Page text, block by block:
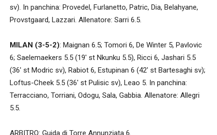
sv). In panchina: Provedel, Furlanetto, Patric, Dia, Belahyane,
Provstgaard, Lazzari. Allenatore: Sarri 6.5.
MILAN (3-5-2): Maignan 6.5; Tomori 6, De Winter 5, Pavlovic
6; Saelemaekers 5.5 (19′ st Nkunku 5.5), Ricci 6, Jashari 5.5
(36′ st Modric sv), Rabiot 6, Estupinan 6 (42′ st Bartesaghi sv);
Loftus-Cheek 5.5 (36′ st Pulisic sv), Leao 5. In panchina:
Terracciano, Torriani, Odogu, Sala, Gabbia. Allenatore: Allegri
5.5.
ARBITRO: Guida di Torre Annunziata 6.